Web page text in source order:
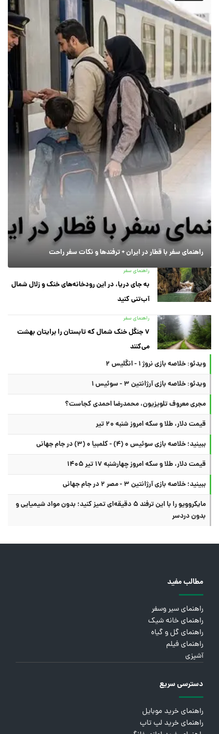
راهنمای سفر با قطار در ایران + ترفندها و نکات سفر راحت
راهنمای سفر
به جای دریا، در این رودخانه‌های خنک و زلال شمال
آب‌تنی کنید
راهنمای سفر
۷ جنگل خنک شمال که تابستان را برایتان بهشت
می‌کنند
ویدئو: خلاصه بازی نروژ ۱ - انگلیس ۲
ویدئو: خلاصه بازی آرژانتین ۳ - سوئیس ۱
مجری معروف تلویزیون، محمدرضا احمدی کجاست؟
قیمت دلار، طلا و سکه امروز شنبه ۲۰ تیر
ببینید؛ خلاصه بازی سوئیس ۰ (۴) - کلمبیا ۰ (۳) در جام جهانی
قیمت دلار، طلا و سکه امروز چهارشنبه ۱۷ تیر ۱۴۰۵
ببینید؛ خلاصه بازی آرژانتین ۳ - مصر ۲ در جام جهانی
مایکروویو را با این ترفند ۵ دقیقه‌ای تمیز کنید؛ بدون مواد شیمیایی و
بدون دردسر
مطالب مفید
راهنمای سیر وسفر
راهنمای خانه شیک
راهنمای گل و گیاه
راهنمای فیلم
آشپزی
دسترسی سریع
راهنمای خرید موبایل
راهنمای خرید لپ تاپ